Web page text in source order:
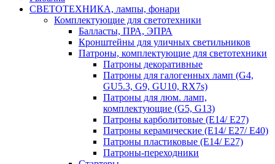
СВЕТОТЕХНИКА, лампы, фонари
Комплектующие для светотехники
Балласты, ПРА, ЭПРА
Кронштейны для уличных светильников
Патроны, комплектующие для светотехники
Патроны декоративные
Патроны для галогенных ламп (G4,
GU5.3, G9, GU10, RX7s)
Патроны для люм. ламп,
комплектующие (G5, G13)
Патроны карболитовые (E14/ E27)
Патроны керамические (E14/ E27/ E40)
Патроны пластиковые (E14/ E27)
Патроны-переходники